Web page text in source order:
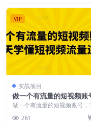
VIP
实战项目
做一个有流量的短视频账
3天学懂短视频流量逻辑
做一个有流量的短视频账号，
第1节2023适合...
261